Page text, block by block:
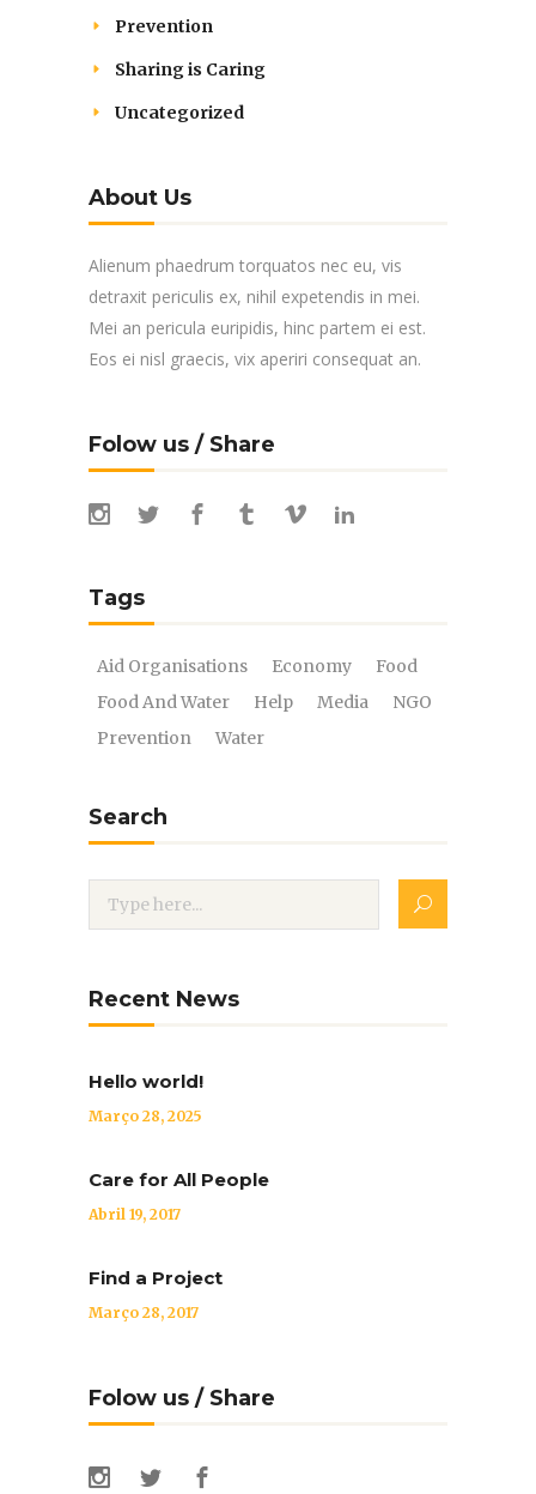
Prevention
Sharing is Caring
Uncategorized
About Us
Alienum phaedrum torquatos nec eu, vis
detraxit periculis ex, nihil expetendis in mei.
Mei an pericula euripidis, hinc partem ei est.
Eos ei nisl graecis, vix aperiri consequat an.
Folow us / Share
Tags
Aid Organisations Economy
Food
Food And Water
Help Media
NGO
Prevention
Water
Search
Recent News
Hello world!
Março 28, 2025
Care for All People
Abril 19, 2017
Find a Project
Março 28, 2017
Folow us / Share